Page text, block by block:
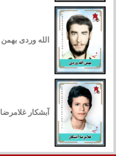
الله وردی بهمن
آبشکار غلامرضا